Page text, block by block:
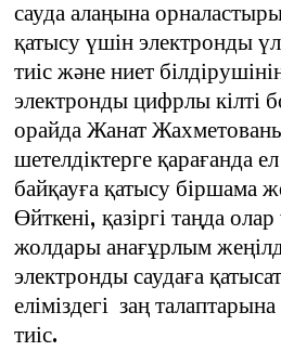
сауда алаңына
қатысу үшін электронды
тиіс және ниет
электронды цифрлы кілті
орайда Жанат
шетелдіктерге қарағанда
байқауға қатысу біршама
Өйткені, қазіргі таңда
жолдары анағұрлым
электронды саудаға
еліміздегі заң
тиіс.